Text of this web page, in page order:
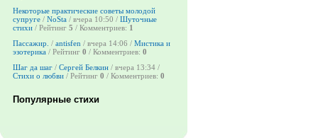
Некоторые практические советы молодой
супруге / NoSta / вчера 10:50 / Шуточные
стихи / Рейтинг 5 / Комментриев: 1
Пассажир. / antisfen / вчера 14:06 / Мистика и
эзотерика / Рейтинг 0 / Комментриев: 0
Шаг да шаг / Сергей Белкин / вчера 13:34 /
Стихи о любви / Рейтинг 0 / Комментриев: 0
Популярные стихи